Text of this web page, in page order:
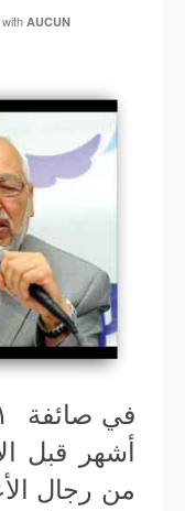
with AUCUN
أشهر قبل
من رجال